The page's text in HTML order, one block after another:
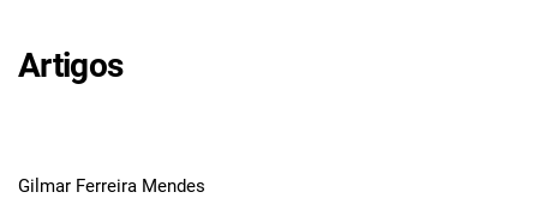
Artigos
Gilmar Ferreira Mendes